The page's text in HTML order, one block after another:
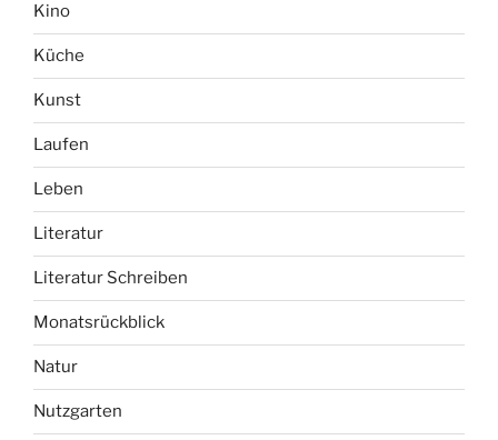
Kino
Küche
Kunst
Laufen
Leben
Literatur
Literatur Schreiben
Monatsrückblick
Natur
Nutzgarten